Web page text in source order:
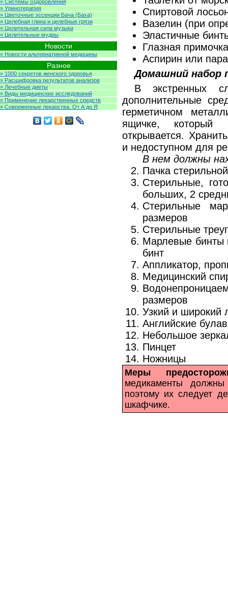
Спиртовой
Вазелин (при
Эластичные
Глазная примочка
Аспирин или
Домашний набор
В экстренных
дополнительные
герметичном
ящичке, который
открывается.
и недоступном для
В нем должны
Пачка
Стерильные,
больших, 2
Стерильные
размеров
Стерильные
Марлевые бинты
бинт
Аппликатор,
Медицинский
размеров
Узкий и широкий
Английские
Небольшое
Пинцет
Ножницы
Меры
медикаменты
поэтому их следует
шкафчике.
» Системы оздоровления
» Уринотерапия
» Цветочные эссенции Бача (Баха)
» Целебная глина и целебные грязи
» Целительная сила музыки
» Целительные мудры
Новости
» Новости альтернативной медицины
Разное
» 1000 секретов женского здоровья
» Расшифровка результатов анализов
» Лечебные диеты
» Виды медицинских исследований
» Применение лекарственных средств
» Современные лекарства. От А до Я